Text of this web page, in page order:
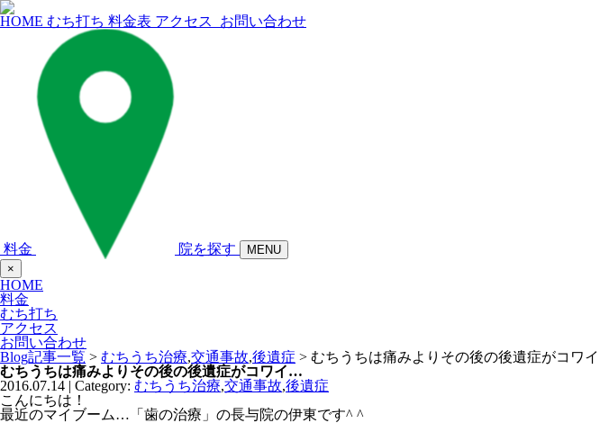
HOME むち打ち 料金表 アクセス お問い合わせ
料金 院を探す
MENU
×
HOME
料金
むち打ち
アクセス
お問い合わせ
Blog記事一覧 > むちうち治療,交通事故,後遺症 > むちうちは痛みよりその後の後遺症がコワ
むちうちは痛みよりその後の後遺症がコワイ…
2016.07.14 | Category: むちうち治療,交通事故,後遺症
こんにちは！
最近のマイブーム…「歯の治療」の長与院の伊東です^ ^